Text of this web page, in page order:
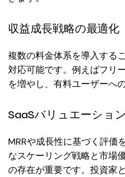
収益成長戦略の最適化
複数の料金体系を導入する
対応可能です。例えばフリ
を増やし、有料ユーザーへ
SaaSバリュエーショ
MRRや成長性に基づく評価
なスケーリング戦略と市場
の存在が重要です。投資家